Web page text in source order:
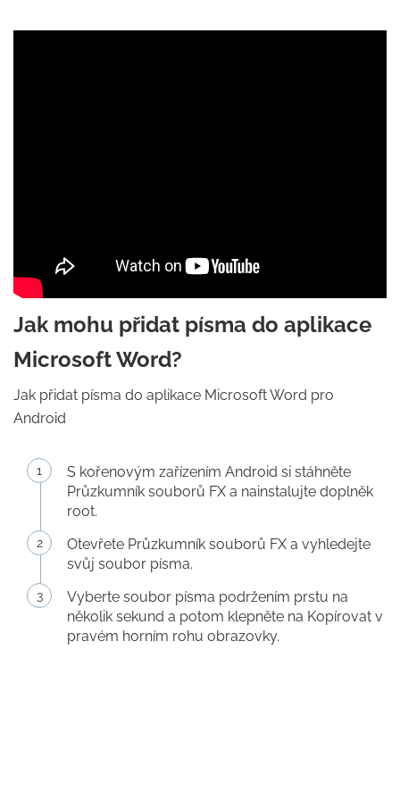
Jak mohu přidat písma do aplikace
Microsoft Word?
Jak přidat písma do aplikace Microsoft Word pro
Android
S kořenovým zařízením Android si stáhněte
Průzkumník souborů FX a nainstalujte doplněk
root.
Otevřete Průzkumník souborů FX a vyhledejte
svůj soubor písma.
Vyberte soubor písma podržením prstu na
několik sekund a potom klepněte na Kopírovat v
pravém horním rohu obrazovky.